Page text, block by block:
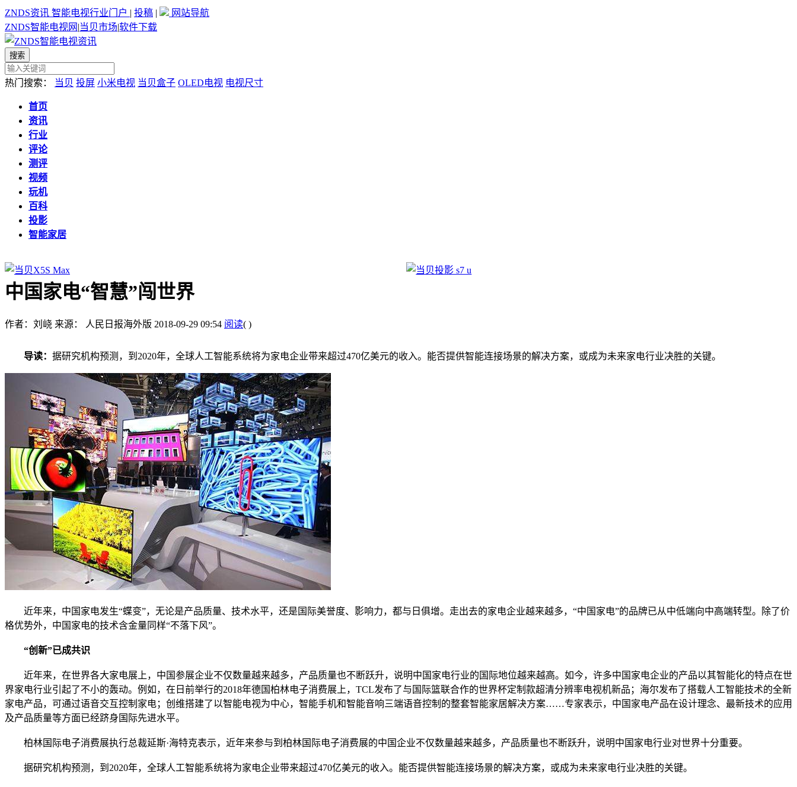
ZNDS资讯 智能电视行业门户 | 投稿 |
网站导航
ZNDS智能电视网 |当贝市场|软件下载
热门搜索： 当贝 投屏 小米电视 当贝盒子 OLED电视 电视尺寸
首页
资讯
行业
评论
测评
视频
玩机
百科
投影
智能家居
中国家电“智慧”闯世界
作者：刘峣 来源： 人民日报海外版 2018-09-29 09:54 阅读( )
导读： 据研究机构预测，到2020年，全球人工智能系统将为家电企业带来超过470亿美元的收入。能否提供智能连接场景的解决方案，或成为未来家电行业决胜的关键。
近年来，中国家电发生“蝶变”，无论是产品质量、技术水平，还是国际美誉度、影响力，都与日俱增。走出去的家电企业越来越多，“中国家电”的品牌已从中低端向中高端转型。除了价
格优势外，中国家电的技术含金量同样“不落下风”。
“创新”已成共识
近年来，在世界各大家电展上，中国参展企业不仅数量越来越多，产品质量也不断跃升，说明中国家电行业的国际地位越来越高。如今，许多中国家电企业的产品以其智能化的特点在世
界家电行业引起了不小的轰动。例如，在日前举行的2018年德国柏林电子消费展上，TCL发布了与国际篮联合作的世界杯定制款超清分辨率电视机新品；海尔发布了搭载人工智能技术的全新
家电产品，可通过语音交互控制家电；创维搭建了以智能电视为中心，智能手机和智能音响三端语音控制的整套智能家居解决方案……专家表示，中国家电产品在设计理念、最新技术的应用
及产品质量等方面已经跻身国际先进水平。
柏林国际电子消费展执行总裁延斯·海特克表示，近年来参与到柏林国际电子消费展的中国企业不仅数量越来越多，产品质量也不断跃升，说明中国家电行业对世界十分重要。
据研究机构预测，到2020年，全球人工智能系统将为家电企业带来超过470亿美元的收入。能否提供智能连接场景的解决方案，或成为未来家电行业决胜的关键。